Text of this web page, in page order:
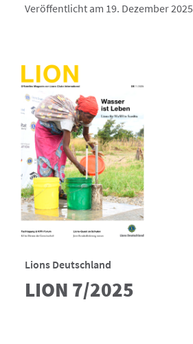
Veröffentlicht am 19. Dezember 2025
Lions Deutschland
LION 7/2025